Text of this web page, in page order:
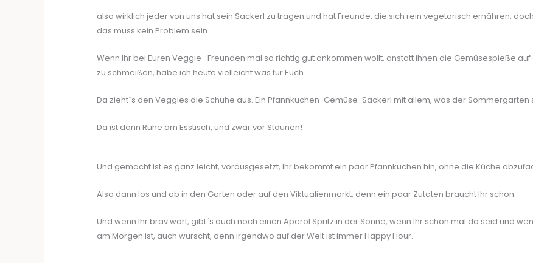
also wirklich jeder von uns hat sein Sackerl zu tragen und hat Freunde, die sich rein vegetarisch ernähren,
das muss kein Problem sein.
Wenn Ihr bei Euren Veggie- Freunden mal so richtig gut ankommen wollt, anstatt ihnen die Gemüsespieße auf
zu schmeißen, habe ich heute vielleicht was für Euch.
Da zieht´s den Veggies die Schuhe aus. Ein Pfannkuchen-Gemüse-Sackerl mit allem, was der Sommergarten
Da ist dann Ruhe am Esstisch, und zwar vor Staunen!
Und gemacht ist es ganz leicht, vorausgesetzt, Ihr bekommt ein paar Pfannkuchen hin, ohne die Küche
Also dann los und ab in den Garten oder auf den Viktualienmarkt, denn ein paar Zutaten braucht Ihr schon.
Und wenn Ihr brav wart, gibt´s auch noch einen Aperol Spritz in der Sonne, wenn Ihr schon mal da seid und
am Morgen ist, auch wurscht, denn irgendwo auf der Welt ist immer Happy Hour.